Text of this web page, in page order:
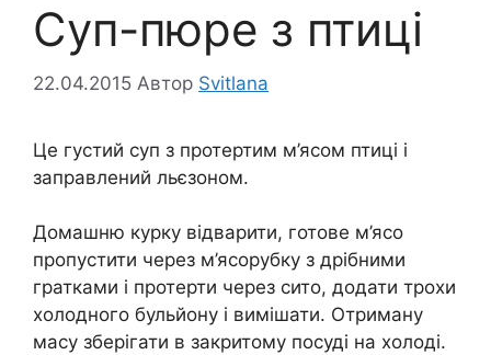
Суп-пюре з птиці
22.04.2015 Автор Svitlana
Це густий суп з протертим м’ясом птиці і
заправлений льєзоном.
Домашню курку відварити, готове м’ясо
пропустити через м’ясорубку з дрібними
гратками і протерти через сито, додати трохи
холодного бульйону і вимішати. Отриману
масу зберігати в закритому посуді на холоді.